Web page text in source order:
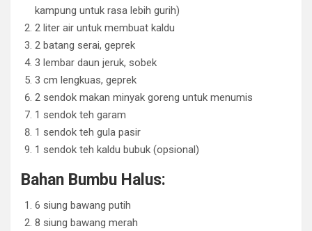
kampung untuk rasa lebih gurih)
2 liter air untuk membuat kaldu
2 batang serai, geprek
3 lembar daun jeruk, sobek
3 cm lengkuas, geprek
2 sendok makan minyak goreng untuk menumis
1 sendok teh garam
1 sendok teh gula pasir
1 sendok teh kaldu bubuk (opsional)
Bahan Bumbu Halus:
6 siung bawang putih
8 siung bawang merah